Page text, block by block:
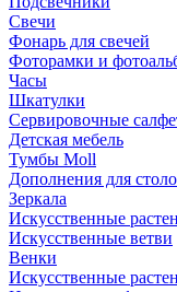
Свечи
Фонарь для свечей
Фоторамки и
Часы
Шкатулки
Сервировочные
Детская мебель
Тумбы Moll
Дополнения для
Зеркала
Искусственные
Искусственные ветви
Венки
Искусственные